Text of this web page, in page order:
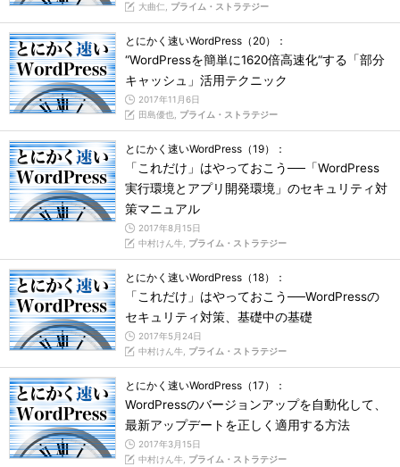
大曲仁, プライム・ストラテジー
とにかく速いWordPress（20）：
“WordPressを簡単に1620倍高速化“する「部分
キャッシュ」活用テクニック
2017年11月6日
田島優也, プライム・ストラテジー
とにかく速いWordPress（19）：
「これだけ」はやっておこう──「WordPress
実行環境とアプリ開発環境」のセキュリティ対
策マニュアル
2017年8月15日
中村けん牛, プライム・ストラテジー
とにかく速いWordPress（18）：
「これだけ」はやっておこう──WordPressの
セキュリティ対策、基礎中の基礎
2017年5月24日
中村けん牛, プライム・ストラテジー
とにかく速いWordPress（17）：
WordPressのバージョンアップを自動化して、
最新アップデートを正しく適用する方法
2017年3月15日
中村けん牛, プライム・ストラテジー